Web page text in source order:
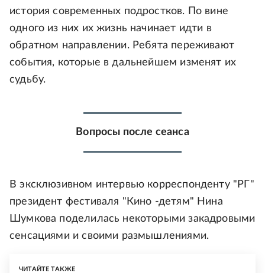
история современных подростков. По вине
одного из них их жизнь начинает идти в
обратном направлении. Ребята переживают
события, которые в дальнейшем изменят их
судьбу.
Вопросы после сеанса
В эксклюзивном интервью корреспонденту "РГ"
президент фестиваля "Кино -детям" Нина
Шумкова поделилась некоторыми закадровыми
сенсациями и своими размышлениями.
ЧИТАЙТЕ ТАКЖЕ